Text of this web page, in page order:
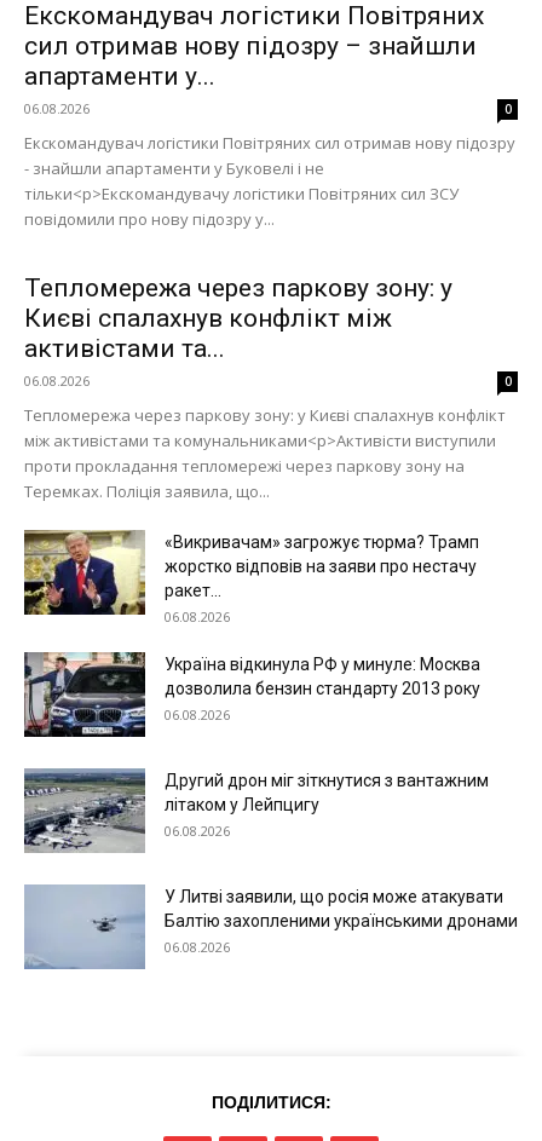
Екскомандувач логістики Повітряних
сил отримав нову підозру – знайшли
апартаменти у...
06.08.2026 0
Екскомандувач логістики Повітряних сил отримав нову підозру
- знайшли апартаменти у Буковелі і не
тільки<p>Екскомандувачу логістики Повітряних сил ЗСУ
повідомили про нову підозру у...
Тепломережа через паркову зону: у
Києві спалахнув конфлікт між
активістами та...
06.08.2026 0
Тепломережа через паркову зону: у Києві спалахнув конфлікт
між активістами та комунальниками<p>Активісти виступили
проти прокладання тепломережі через паркову зону на
Теремках. Поліція заявила, що...
«Викривачам» загрожує тюрма? Трамп
жорстко відповів на заяви про нестачу
ракет...
06.08.2026
Україна відкинула РФ у минуле: Москва
дозволила бензин стандарту 2013 року
06.08.2026
Другий дрон міг зіткнутися з вантажним
літаком у Лейпцигу
06.08.2026
У Литві заявили, що росія може атакувати
Балтію захопленими українськими дронами
06.08.2026
ПОДІЛИТИСЯ: